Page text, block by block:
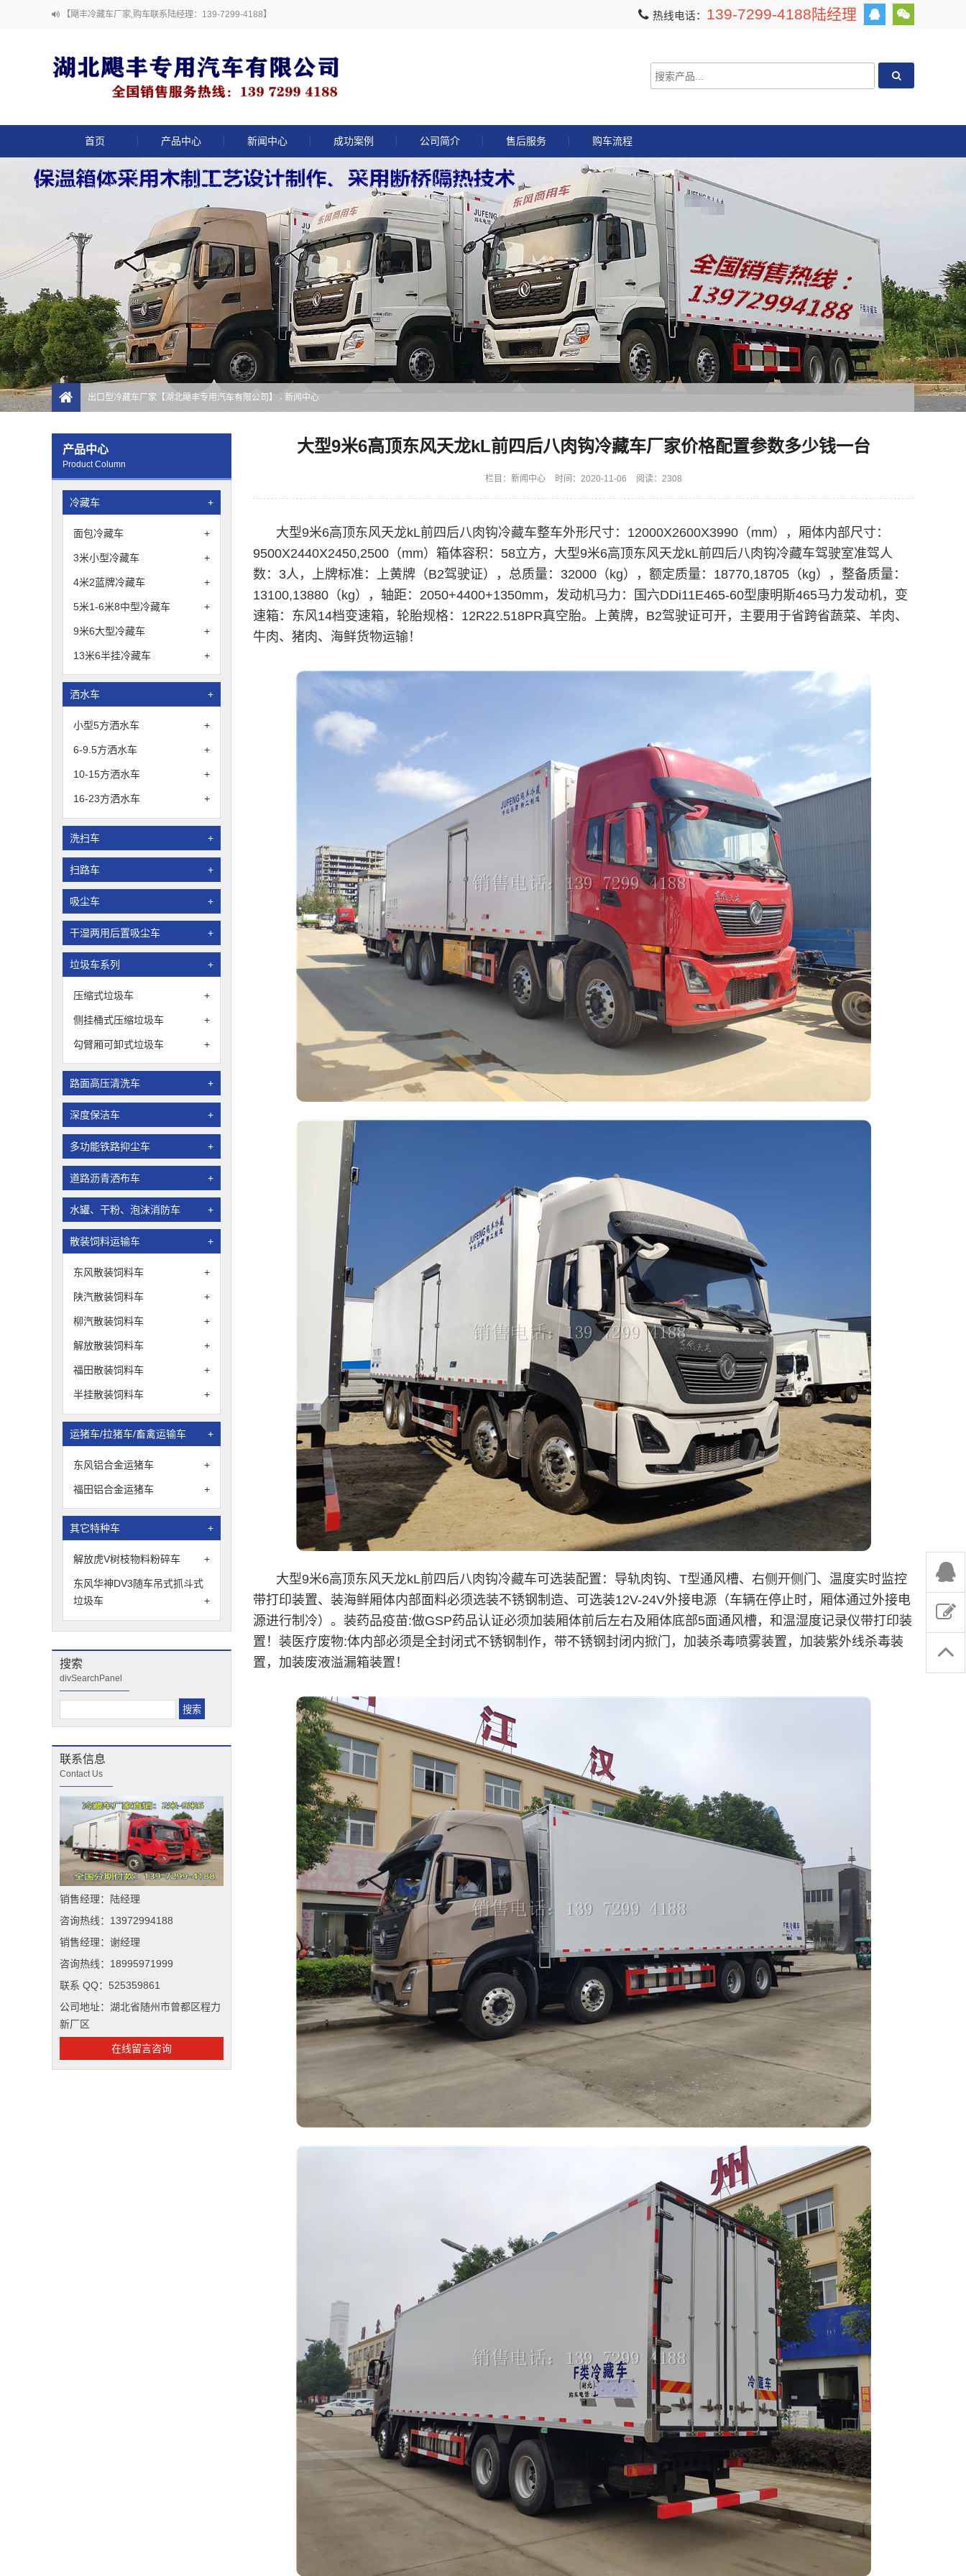
【飓丰冷藏车厂家,购车联系陆经理：139-7299-4188】 热线电话： 139-7299-4188陆经理
首页 产品中心 新闻中心 成功案例 公司简介 售后服务 购车流程
出口型冷藏车厂家【湖北飓丰专用汽车有限公司】 - 新闻中心
产品中心
Product Column
冷藏车 +
面包冷藏车 +
3米小型冷藏车 +
4米2蓝牌冷藏车 +
5米1-6米8中型冷藏车 +
9米6大型冷藏车 +
13米6半挂冷藏车 +
洒水车 +
小型5方洒水车 +
6-9.5方洒水车 +
10-15方洒水车 +
16-23方洒水车 +
洗扫车 +
扫路车 +
吸尘车 +
干湿两用后置吸尘车 +
垃圾车系列 +
压缩式垃圾车 +
侧挂桶式压缩垃圾车 +
勾臂厢可卸式垃圾车 +
路面高压清洗车 +
深度保洁车 +
多功能铁路抑尘车 +
道路沥青洒布车 +
水罐、干粉、泡沫消防车 +
散装饲料运输车 +
东风散装饲料车 +
陕汽散装饲料车 +
柳汽散装饲料车 +
解放散装饲料车 +
福田散装饲料车 +
半挂散装饲料车 +
运猪车/拉猪车/畜禽运输车 +
东风铝合金运猪车 +
福田铝合金运猪车 +
其它特种车 +
解放虎V树枝物料粉碎车 +
东风华神DV3随车吊式抓斗式
垃圾车
+
搜索
divSearchPanel
联系信息
Contact Us
销售经理：陆经理
咨询热线：13972994188
销售经理：谢经理
咨询热线：18995971999
联系 QQ：525359861
公司地址：湖北省随州市曾都区程力
新厂区
在线留言咨询
大型9米6高顶东风天龙kL前四后八肉钩冷藏车厂家价格配置参数多少钱一台
栏目： 新闻中心 时间：2020-11-06 阅读：2308
大型9米6高顶东风天龙kL前四后八肉钩冷藏车整车外形尺寸：12000X2600X3990（mm），厢体内部尺寸：
9500X2440X2450,2500（mm）箱体容积：58立方， 大型9米6高顶东风天龙kL前四后八肉钩冷藏车驾驶室准驾人
数：3人，上牌标准：上黄牌（B2驾驶证），总质量：32000（kg），额定质量：18770,18705（kg），整备质量：
13100,13880（kg），轴距：2050+4400+1350mm，发动机马力：国六DDi11E465-60型康明斯465马力发动机，变
速箱：东风14档变速箱，轮胎规格：12R22.518PR真空胎。上黄牌，B2驾驶证可开，主要用于省跨省蔬菜、羊肉、
牛肉、猪肉、海鲜货物运输！
大型9米6高顶东风天龙kL前四后八肉钩冷藏车可选装配置：导轨肉钩、T型通风槽、右侧开侧门、温度实时监控
带打印装置、装海鲜厢体内部面料必须选装不锈钢制造、可选装12V-24V外接电源（车辆在停止时，厢体通过外接电
源进行制冷）。装药品疫苗:做GSP药品认证必须加装厢体前后左右及厢体底部5面通风槽，和温湿度记录仪带打印装
置！装医疗废物:体内部必须是全封闭式不锈钢制作，带不锈钢封闭内掀门，加装杀毒喷雾装置，加装紫外线杀毒装
置，加装废液溢漏箱装置！